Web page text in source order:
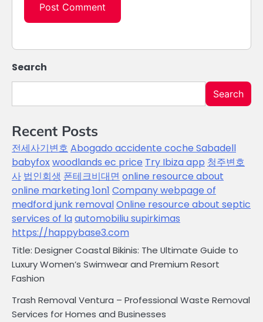
Search
Search
Recent Posts
전세사기변호 Abogado accidente coche Sabadell
babyfoxwoodlands ec price Try Ibiza app 청주변호
사 법인회생 폰테크비대면 online resource about
online marketing 1on1 Company webpage of
medford junk removalOnline resource about septic
services of laautomobiliu supirkimas
https://happybase3.com
Title: Designer Coastal Bikinis: The Ultimate Guide to
Luxury Women’s Swimwear and Premium Resort
Fashion
Trash Removal Ventura – Professional Waste Removal
Services for Homes and Businesses